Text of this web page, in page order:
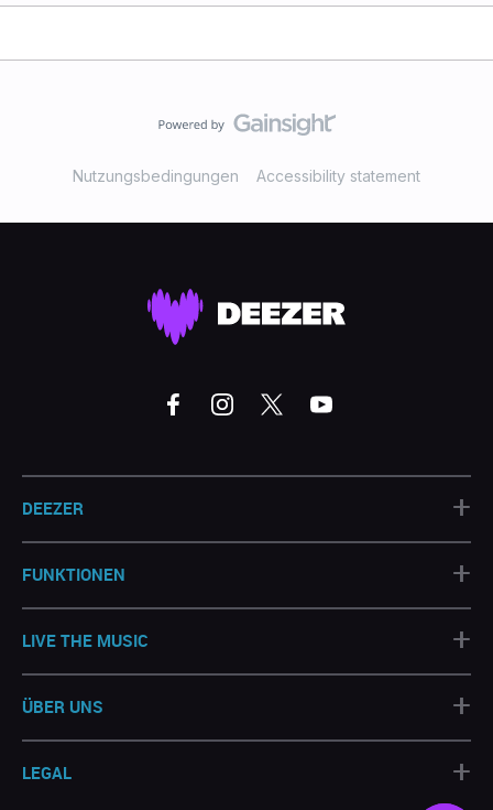
Nutzungsbedingungen Accessibility statement
DEEZER +
FUNKTIONEN +
LIVE THE MUSIC +
ÜBER UNS +
LEGAL +